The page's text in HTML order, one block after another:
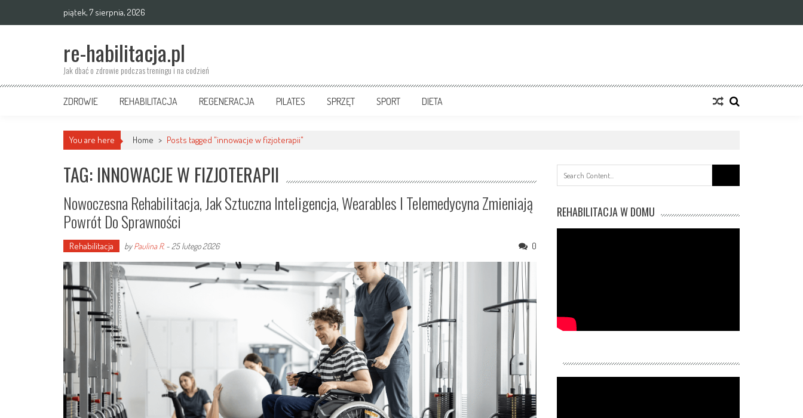
piątek, 7 sierpnia, 2026
re-habilitacja.pl
Jak dbać o zdrowie podczas treningu i na codzień
ZDROWIE REHABILITACJA REGENERACJA PILATES SPRZĘT SPORT DIETA
You are here Home > Posts tagged "innowacje w fizjoterapii"
TAG: INNOWACJE W FIZJOTERAPII
Nowoczesna Rehabilitacja, Jak Sztuczna Inteligencja, Wearables I Telemedycyna Zmieniają
Powrót Do Sprawności
Rehabilitacja byPaulina R. - 25 lutego 2026 0
for:
REHABILITACJA W DOMU